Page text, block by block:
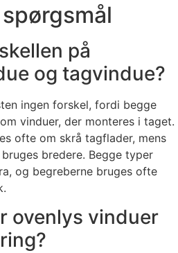
på
og tagvindue?
ingen forskel, fordi begge
vinduer, der monteres i taget.
ofte om skrå tagflader, mens
bredere. Begge typer
og begreberne bruges ofte
ovenlys vinduer